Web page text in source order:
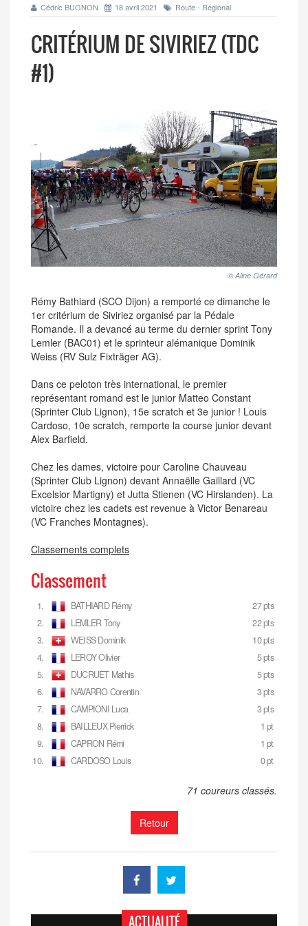
Cédric BUGNON 18 avril 2021 Route - Régional
CRITÉRIUM DE SIVIRIEZ (TDC
#1)
© Aline Gérard
Rémy Bathiard (SCO Dijon) a remporté ce dimanche le
1er critérium de Siviriez organisé par la Pédale
Romande. Il a devancé au terme du dernier sprint Tony
Lemler (BAC01) et le sprinteur alémanique Dominik
Weiss (RV Sulz Fixträger AG).
Dans ce peloton très international, le premier
représentant romand est le junior Matteo Constant
(Sprinter Club Lignon), 15e scratch et 3e junior ! Louis
Cardoso, 10e scratch, remporte la course junior devant
Alex Barfield.
Chez les dames, victoire pour Caroline Chauveau
(Sprinter Club Lignon) devant Annaëlle Gaillard (VC
Excelsior Martigny) et Jutta Stienen (VC Hirslanden). La
victoire chez les cadets est revenue à Victor Benareau
(VC Franches Montagnes).
Classements complets
Classement
1. BATHIARD Rémy
27 pts
2.
LEMLER Tony
22 pts
3.
WEISS Dominik
10 pts
4.
LEROY Olivier
5 pts
5.
DUCRUET Mathis
5 pts
6.
NAVARRO Corentin
3 pts
7.
CAMPIONI Luca
3 pts
8.
BAILLEUX Pierrick
1 pt
9.
CAPRON Rémi
1 pt
10.
CARDOSO Louis 0 pt
71 coureurs classés.
Retour
ACTUALITÉ